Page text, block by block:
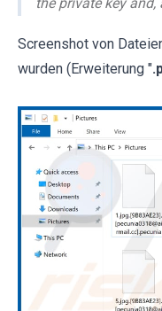
the private key
Screenshot von
wurden (Erweiterung "